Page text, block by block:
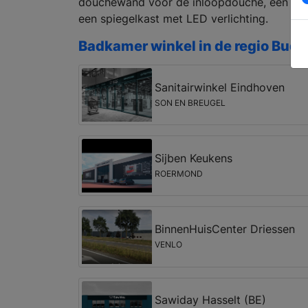
een spiegelkast met LED verlichting.
Badkamer winkel in de regio Budel
Sanitairwinkel Eindhoven
SON EN BREUGEL
Sijben Keukens
ROERMOND
BinnenHuisCenter Driessen
VENLO
Sawiday Hasselt (BE)